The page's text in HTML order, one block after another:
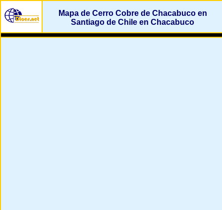
Mapa de Cerro Cobre de Chacabuco en
Santiago de Chile en Chacabuco